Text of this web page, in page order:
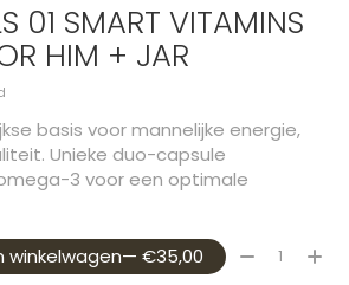
01 SMART VITAMINS
HIM + JAR
basis voor mannelijke energie,
Unieke duo-capsule
3 voor een optimale
winkelwagen — €35,00 Aantal: